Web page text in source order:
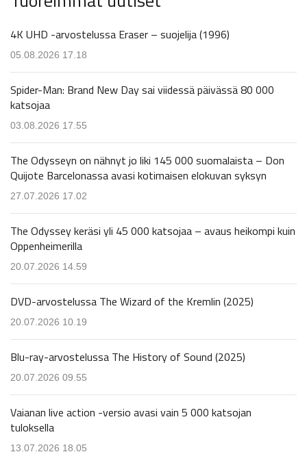
4K UHD -arvostelussa Eraser – suojelija (1996)
05.08.2026 17.18
Spider-Man: Brand New Day sai viidessä päivässä 80 000
katsojaa
03.08.2026 17.55
The Odysseyn on nähnyt jo liki 145 000 suomalaista – Don
Quijote Barcelonassa avasi kotimaisen elokuvan syksyn
27.07.2026 17.02
The Odyssey keräsi yli 45 000 katsojaa – avaus heikompi kuin
Oppenheimerilla
20.07.2026 14.59
DVD-arvostelussa The Wizard of the Kremlin (2025)
20.07.2026 10.19
Blu-ray-arvostelussa The History of Sound (2025)
20.07.2026 09.55
Vaianan live action -versio avasi vain 5 000 katsojan
tuloksella
13.07.2026 18.05